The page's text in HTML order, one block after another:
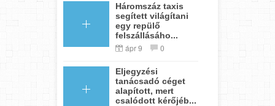
Háromszáz taxis
segített világítani
egy repülő
felszállásáho...
ápr 9 0
Eljegyzési
tanácsadó céget
alapított, mert
csalódott kérőjéb...